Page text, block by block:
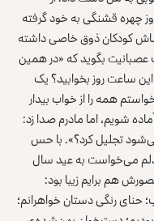
چهره قشنگی به خود گرفته
کودکان ذوق خاصی داشته
عصبانیت بگوید که «در همین
ساعت روز بخوابید؟ یک
همه را از خواب بیدار
شویم، اما مادرم صدا زد:
تجلیل کرد؟». با حس
می‌خواست به عید سال
هم برایم زیبا بود:
رنگی دستان خواهرانم؛